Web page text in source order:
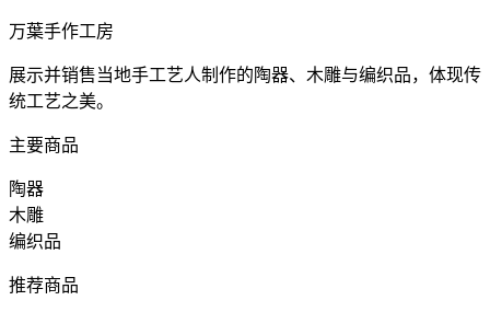
万葉手作工房
展示并销售当地手工艺人制作的陶器、木雕与编织品，体现传
统工艺之美。
主要商品
陶器
木雕
编织品
推荐商品